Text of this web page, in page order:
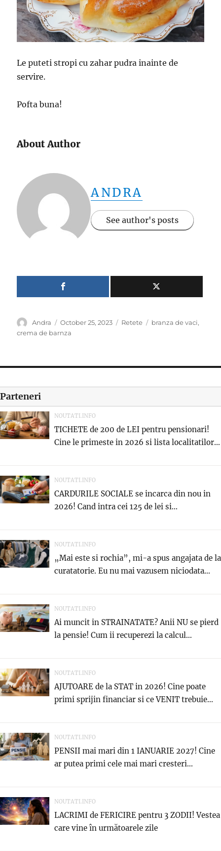
Le puteti stropi cu zahar pudra inainte de
servire.
Pofta buna!
About Author
ANDRA
See author's posts
Author
Andra
Posted
on
October 25, 2023 Categories
Retete Tags
branza de vaci,
crema de barnza
Parteneri
NOUTATI.INFO
TICHETE de 200 de LEI pentru pensionari!
Cine le primeste in 2026 si lista localitatilor...
NOUTATI.INFO
CARDURILE SOCIALE se incarca din nou in
2026! Cand intra cei 125 de lei si...
NOUTATI.INFO
„Mai este si rochia”, mi-a spus angajata de la
curatatorie. Eu nu mai vazusem niciodata...
NOUTATI.INFO
Ai muncit in STRAINATATE? Anii NU se pierd
la pensie! Cum ii recuperezi la calcul...
NOUTATI.INFO
AJUTOARE de la STAT in 2026! Cine poate
primi sprijin financiar si ce VENIT trebuie...
NOUTATI.INFO
PENSII mai mari din 1 IANUARIE 2027! Cine
ar putea primi cele mai mari cresteri...
NOUTATI.INFO
LACRIMI de FERICIRE pentru 3 ZODII! Vestea
care vine în următoarele zile